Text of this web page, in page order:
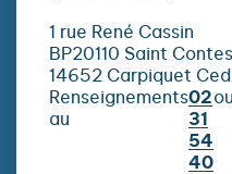
1 rue René Cassin
BP20110 Saint
14652 Carpiquet
Renseignements
au
02
31
54
40
ou